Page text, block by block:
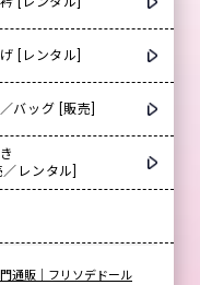
[レンタル]
バッグ [販売]
／レンタル]
通販｜フリソデドール